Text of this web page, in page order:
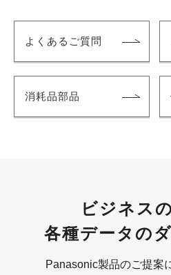
よくあるご質問
消耗品部品
ビジネス
各種データの
Panasonic製品のご提案